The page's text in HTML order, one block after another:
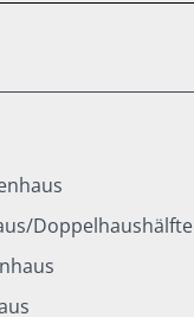
Doppelhaushälfte